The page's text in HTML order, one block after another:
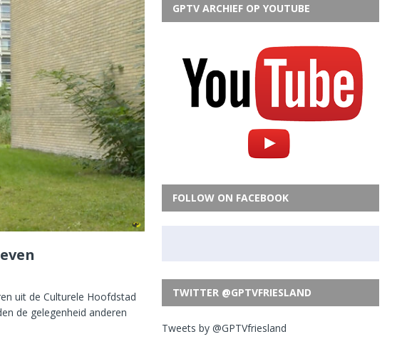
uit de Culturele Hoofdstad
de gelegenheid anderen
GPTV ARCHIEF OP YOUTUBE
FOLLOW ON FACEBOOK
TWITTER @GPTVFRIESLAND
Tweets by @GPTVfriesland